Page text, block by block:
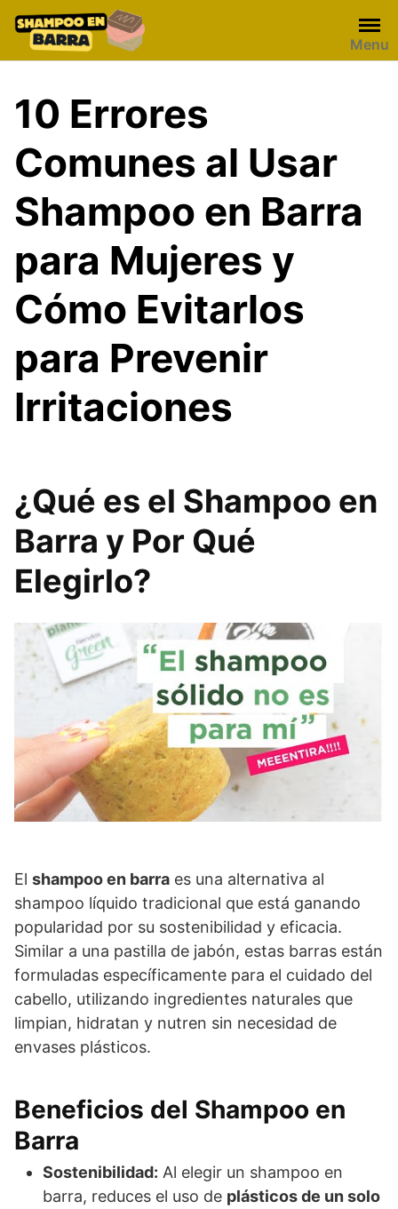
content
Menu
10 Errores
Comunes al Usar
Shampoo en Barra
para Mujeres y
Cómo Evitarlos
para Prevenir
Irritaciones
¿Qué es el Shampoo en
Barra y Por Qué
Elegirlo?
El shampoo en barra es una alternativa al
shampoo líquido tradicional que está ganando
popularidad por su sostenibilidad y eficacia.
Similar a una pastilla de jabón, estas barras están
formuladas específicamente para el cuidado del
cabello, utilizando ingredientes naturales que
limpian, hidratan y nutren sin necesidad de
envases plásticos.
Beneficios del Shampoo en
Barra
Sostenibilidad: Al elegir un shampoo en
barra, reduces el uso de plásticos de un solo